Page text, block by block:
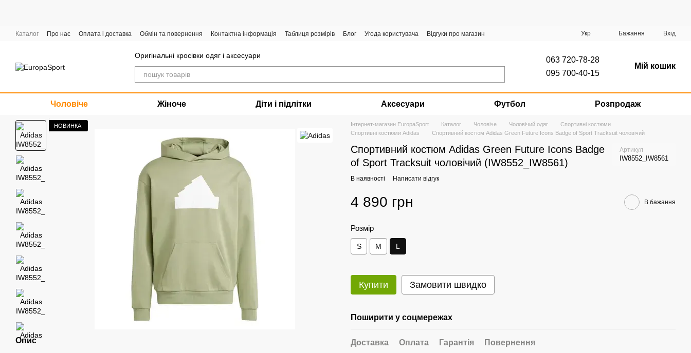
Каталог Про нас Оплата і доставка Обмін та повернення Контактна інформація Таблиця розмірів Блог Угода користувача
Відгуки про магазин
Укр Бажання Вхід
Оригінальні кросівки одяг і аксесуари
063 720-78-28
095 700-40-15
Мій кошик
Чоловіче Жіноче Діти і підлітки Аксесуари Футбол Розпродаж
НОВИНКА
Опис
Інтернет-магазин EuropaSport Каталог Чоловіче Чоловічий одяг
Спортивні костюми
Спортивні костюми Adidas
Спортивний костюм Adidas Green Future Icons Badge of Sport Tracksuit чоловічий
Спортивний костюм Adidas Green Future Icons Badge
of Sport Tracksuit чоловічий (IW8552_IW8561)
Артикул
IW8552_IW8561
В наявності Написати відгук
4 890 грн В бажання
Розмір
S M L
Купити Замовити швидко
Поширити у соцмережах
Доставка Оплата Гарантія
Повернення